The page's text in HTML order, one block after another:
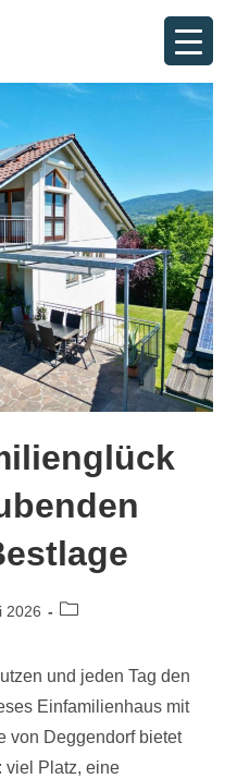
2026
und jeden Tag den
Einfamilienhaus mit
von Deggendorf bietet
viel Platz, eine